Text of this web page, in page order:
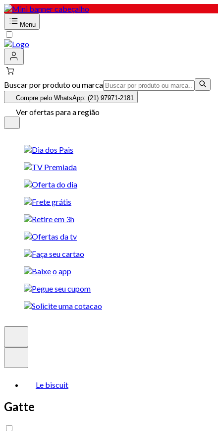
Menu
Buscar por produto ou marca
Compre pelo WhatsApp: (21) 97971-2181
Ver ofertas para a região
Le biscuit
Gatte